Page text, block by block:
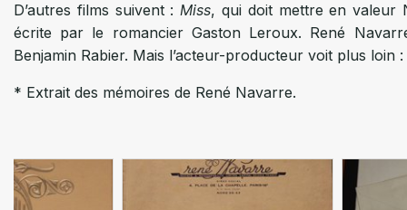
D’autres films suivent :Miss, qui doit mettre en valeur
écrite par le romancier Gaston Leroux. René
Benjamin Rabier. Mais l’acteur-producteur voit plus loin
* Extrait des mémoires de René Navarre.